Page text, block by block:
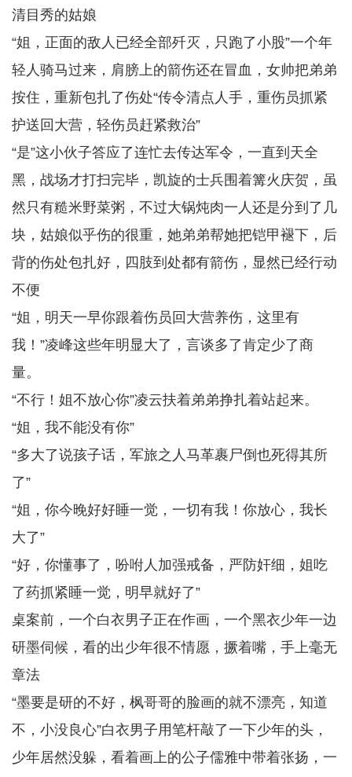
清目秀的姑娘
“姐，正面的敌人已经全部歼灭，只跑了小股”一个年
轻人骑马过来，肩膀上的箭伤还在冒血，女帅把弟弟
按住，重新包扎了伤处“传令清点人手，重伤员抓紧
护送回大营，轻伤员赶紧救治”
“是”这小伙子答应了连忙去传达军令，一直到天全
黑，战场才打扫完毕，凯旋的士兵围着篝火庆贺，虽
然只有糙米野菜粥，不过大锅炖肉一人还是分到了几
块，姑娘似乎伤的很重，她弟弟帮她把铠甲褪下，后
背的伤处包扎好，四肢到处都有箭伤，显然已经行动
不便
“姐，明天一早你跟着伤员回大营养伤，这里有
我！”凌峰这些年明显大了，言谈多了肯定少了商
量。
“不行！姐不放心你”凌云扶着弟弟挣扎着站起来。
“姐，我不能没有你”
“多大了说孩子话，军旅之人马革裹尸倒也死得其所
了”
“姐，你今晚好好睡一觉，一切有我！你放心，我长
大了”
“好，你懂事了，吩咐人加强戒备，严防奸细，姐吃
了药抓紧睡一觉，明早就好了”
桌案前，一个白衣男子正在作画，一个黑衣少年一边
研墨伺候，看的出少年很不情愿，撅着嘴，手上毫无
章法
“墨要是研的不好，枫哥哥的脸画的就不漂亮，知道
不，小没良心”白衣男子用笔杆敲了一下少年的头，
少年居然没躲，看着画上的公子儒雅中带着张扬，一